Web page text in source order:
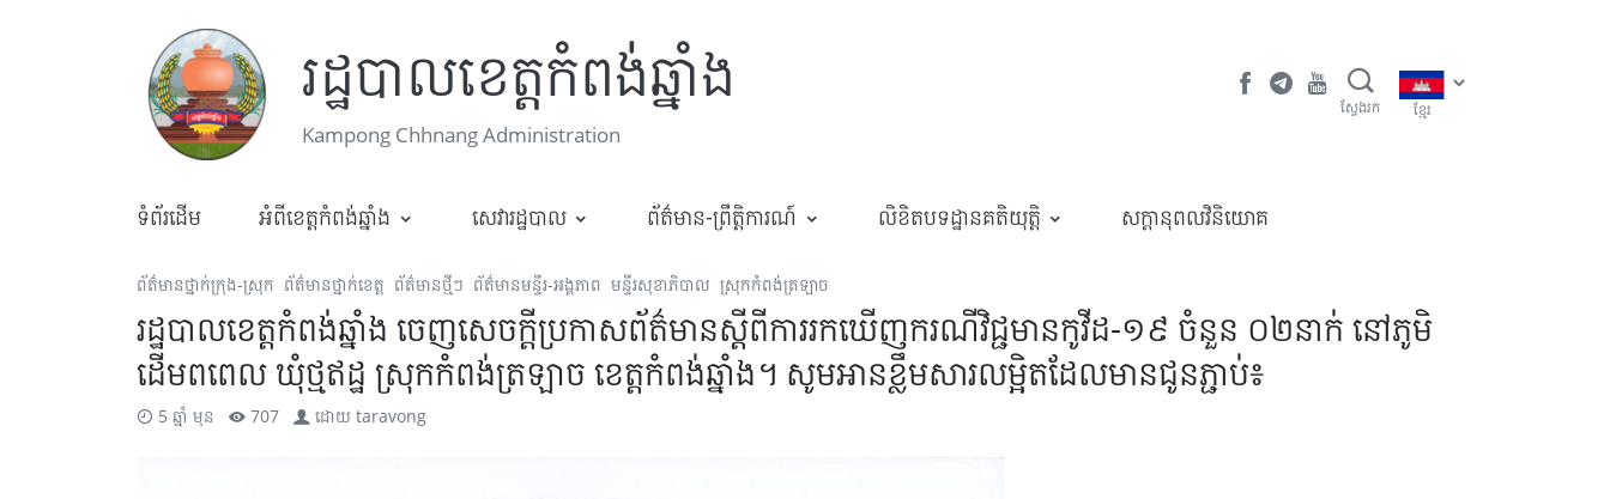
រដ្ឋបាលខេត្តកំពង់ឆ្នាំង
Kampong Chhnang Administration
ស្វែងរក ខ្មែរ
ទំព័រដើម អំពីខេត្តកំពង់ឆ្នាំង សេវារដ្ឋបាល ព័ត៌មាន-ព្រឹត្តិការណ៍ លិខិតបទដ្ឋានគតិយុត្តិ ​សក្តានុពលវិនិយោគ
ព័ត៌មានថ្នាក់ក្រុង-ស្រុក ព័ត៌មានថ្នាក់ខេត្ត ព័ត៌មានថ្មីៗ ព័ត៌មានមន្ទីរ-អង្គភាព មន្ទីរសុខាភិបាល ស្រុកកំពង់ត្រឡាច
រដ្ឋបាលខេត្តកំពង់ឆ្នាំង ចេញសេចក្ដីប្រកាសព័ត៌មានស្ដីពីការរកឃើញករណីវិជ្ជមានកូវីដ-១៩ ចំនួន ០២នាក់ នៅភូមិ
ដើមពពេល ឃុំថ្មឥដ្ឋ ស្រុកកំពង់ត្រឡាច ខេត្តកំពង់ឆ្នាំង។ សូមអានខ្លឹមសារលម្អិតដែលមានជូនភ្ជាប់៖
5 ឆ្នាំ មុន 707 ដោយ taravong